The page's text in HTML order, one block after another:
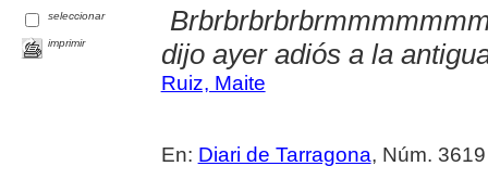
seleccionar
imprimir
dijo ayer adiós a la
Ruiz, Maite
En: Diari de Tarragona, Núm.